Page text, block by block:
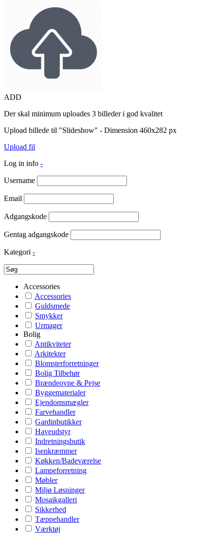
ADD
Der skal minimum uploades 3 billeder i god kvalitet
Upload billede til "Slideshow" - Dimension 460x282 px
Upload fil
Log in info -
Username
Email
Adgangskode
Gentag adgangskode
Kategori -
Accessories
Accessories
Guldsmede
Smykker
Urmager
Bolig
Antikviteter
Arkitekter
Blomsterforretninger
Bolig Tilbehør
Brændeovne & Pejse
Byggematerialer
Ejendomsmægler
Farvehandler
Gardinbutikker
Haveudstyr
Indretningsbutik
Isenkræmmer
Køkken/Badeværelse
Lampeforretning
Møbler
Miljø Løsninger
Mosaikgalleri
Sikkerhed
Tæppehandler
Værktøj